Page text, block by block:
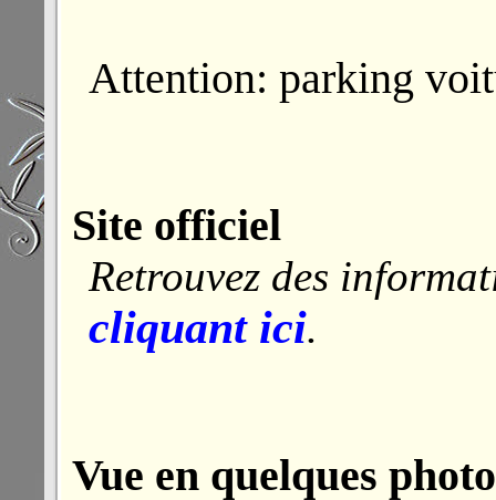
Attention: parking
Site officiel
Retrouvez des
cliquant ici.
Vue en quelques